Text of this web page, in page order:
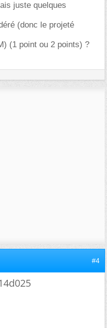
juste quelques
(donc le projeté
(1 point ou 2 points) ?
#4